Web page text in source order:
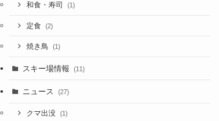
和食・寿司 (1)
定食 (2)
焼き鳥 (1)
スキー場情報 (11)
ニュース (27)
クマ出没 (1)